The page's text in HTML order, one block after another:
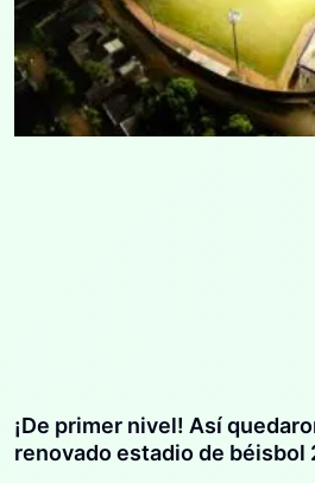
¡De primer nivel! Así
renovado estadio de béisbol